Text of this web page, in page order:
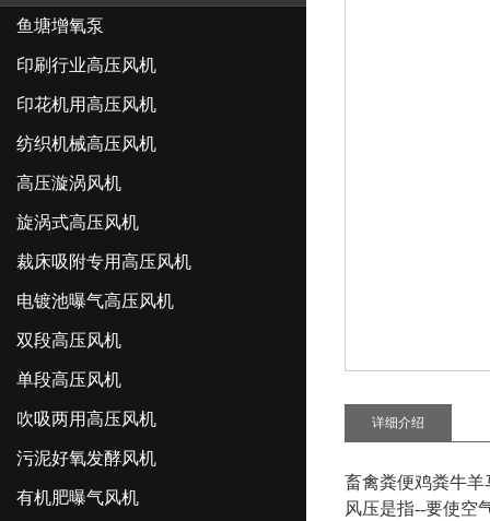
鱼塘增氧泵
印刷行业高压风机
印花机用高压风机
纺织机械高压风机
高压漩涡风机
旋涡式高压风机
裁床吸附专用高压风机
电镀池曝气高压风机
双段高压风机
单段高压风机
吹吸两用高压风机
污泥好氧发酵风机
有机肥曝气风机
详细介绍
畜禽粪便鸡粪牛
风压是指--要使空